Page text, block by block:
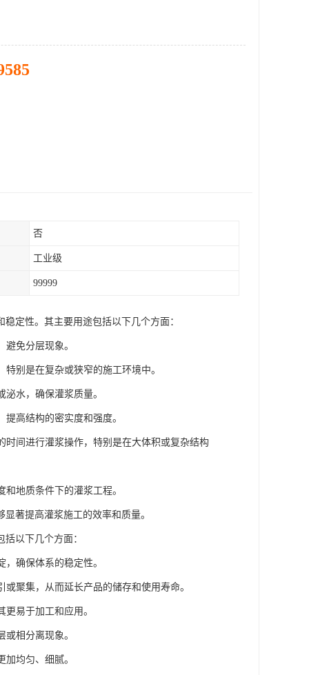
否
工业级
99999
定性。其主要用途包括以下几个方面：
免分层现象。
别是在复杂或狭窄的施工环境中。
水，确保灌浆质量。
高结构的密实度和强度。
间进行灌浆操作，特别是在大体积或复杂结构
地质条件下的灌浆工程。
著提高灌浆施工的效率和质量。
以下几个方面：
确保体系的稳定性。
聚集，从而延长产品的储存和使用寿命。
易于加工和应用。
相分离现象。
均匀、细腻。